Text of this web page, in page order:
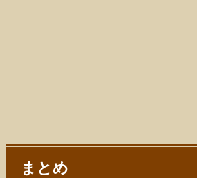
まとめ